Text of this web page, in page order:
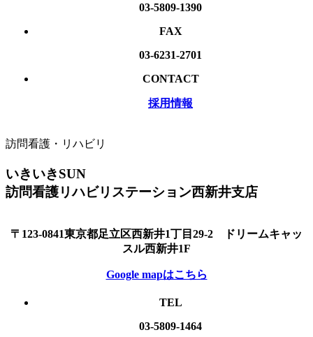
03-5809-1390
FAX
03-6231-2701
CONTACT
採用情報
訪問看護・リハビリ
いきいきSUN
訪問看護リハビリステーション西新井支店
〒123-0841東京都足立区西新井1丁目29-2 ドリームキャッ
スル西新井1F
Google mapはこちら
TEL
03-5809-1464